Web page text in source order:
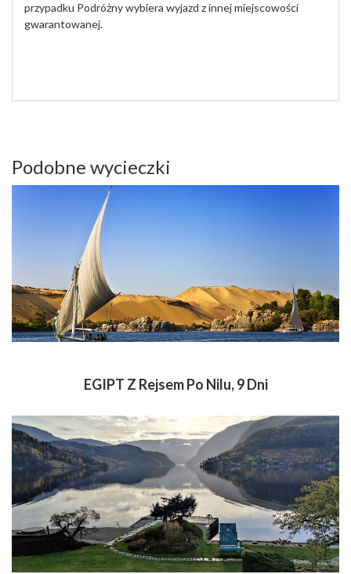
przypadku Podróżny wybiera wyjazd z innej miejscowości
gwarantowanej.
Podobne wycieczki
EGIPT Z Rejsem Po Nilu, 9 Dni